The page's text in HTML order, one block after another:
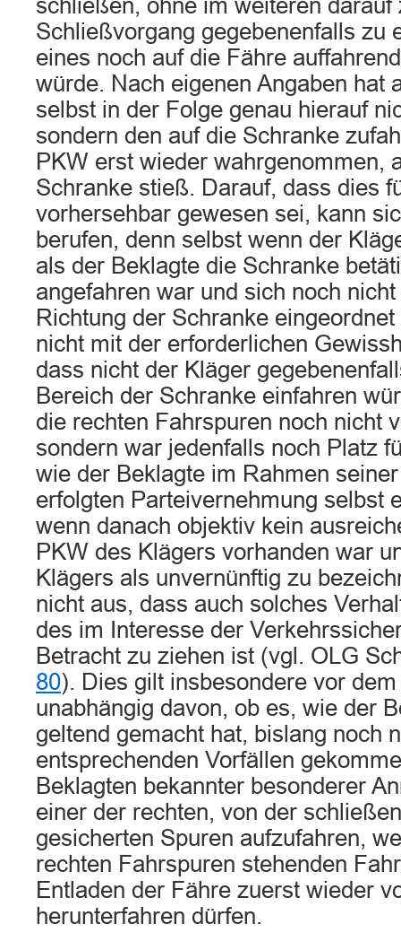
schließen, ohne im weiteren darauf
Schließvorgang gegebenenfalls zu
eines noch auf die Fähre
würde. Nach eigenen Angaben hat
selbst in der Folge genau hierauf
sondern den auf die Schranke
PKW erst wieder wahrgenommen,
Schranke stieß. Darauf, dass dies
vorhersehbar gewesen sei, kann
berufen, denn selbst wenn der
als der Beklagte die Schranke
angefahren war und sich noch
Richtung der Schranke
nicht mit der erforderlichen
dass nicht der Kläger
Bereich der Schranke einfahren
die rechten Fahrspuren noch nicht
sondern war jedenfalls noch Platz
wie der Beklagte im Rahmen
erfolgten Parteivernehmung selbst
wenn danach objektiv kein
PKW des Klägers vorhanden war
Klägers als unvernünftig zu
nicht aus, dass auch solches
des im Interesse der
Betracht zu ziehen ist (vgl. OLG
80). Dies gilt insbesondere vor
unabhängig davon, ob es, wie der
geltend gemacht hat, bislang noch
entsprechenden Vorfällen
Beklagten bekannter besonderer
einer der rechten, von der
gesicherten Spuren aufzufahren,
rechten Fahrspuren stehenden
Entladen der Fähre zuerst wieder
herunterfahren dürfen.